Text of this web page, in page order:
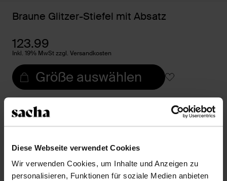
Diese Webseite verwendet Cookies
Wir verwenden Cookies, um Inhalte und Anzeigen zu
personalisieren, Funktionen für soziale Medien anbieten
Braune Glitzer-Stiefel mit Absatz
123.99
Inkl. 19% MwSt zzgl. Versandkosten
Größe auswählen
Trusted Shop-Gütesiegel
Produktbeschreibung